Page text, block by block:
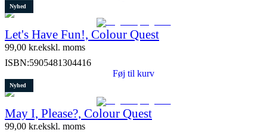
Nyhed
Let's Have Fun!, Colour Quest
99,00 kr.ekskl. moms
ISBN:5905481304416
Føj til kurv
Nyhed
May I, Please?, Colour Quest
99,00 kr.ekskl. moms